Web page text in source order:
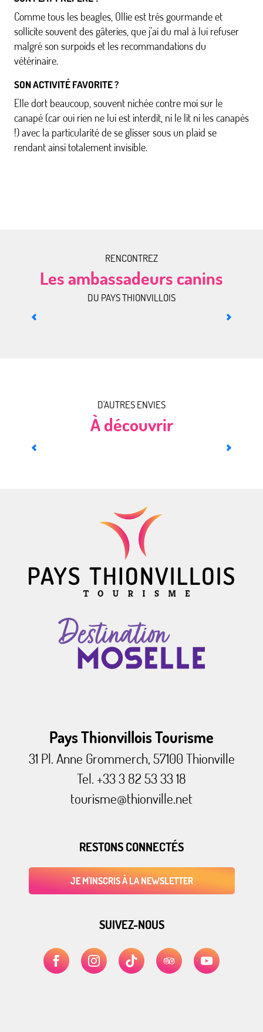
Comme tous les beagles, Ollie est très gourmande et
sollicite souvent des gâteries, que j’ai du mal à lui refuser
malgré son surpoids et les recommandations du
vétérinaire.
SON ACTIVITÉ FAVORITE ?
Elle dort beaucoup, souvent nichée contre moi sur le
canapé (car oui rien ne lui est interdit, ni le lit ni les canapés
!) avec la particularité de se glisser sous un plaid se
rendant ainsi totalement invisible.
RENCONTREZ
Les ambassadeurs canins
DU PAYS THIONVILLOIS
D'AUTRES ENVIES
À découvrir
Pays Thionvillois Tourisme
31 Pl. Anne Grommerch, 57100 Thionville
Tel. +33 3 82 53 33 18
tourisme@thionville.net
RESTONS CONNECTÉS
JE M'INSCRIS À LA NEWSLETTER
SUIVEZ-NOUS